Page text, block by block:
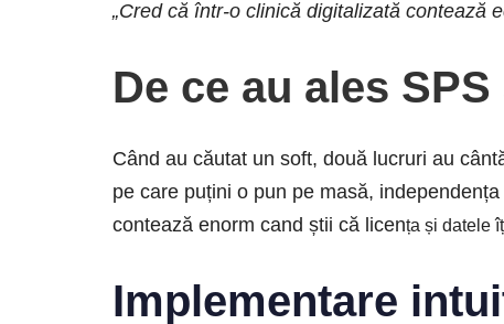
„Cred că într-o clinică digitalizată contează
De ce au ales
Când au căutat un soft, două lucruri au
pe care puțini o pun pe masă,
contează enorm cand știi că licența și datele
Implementare